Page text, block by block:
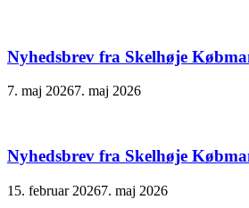
Nyhedsbrev fra Skelhøje
7. maj 20267. maj 2026
Nyhedsbrev fra Skelhøje
15. februar 20267. maj 2026